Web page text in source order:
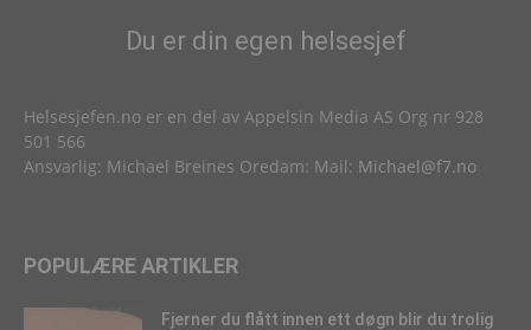
Du er din egen helsesjef
Helsesjefen.no er en del av Appelsin Media AS Org nr 928
501 566
Ansvarlig: Michael Breines Oredam: Mail: Michael@f7.no
POPULÆRE ARTIKLER
Fjerner du flått innen ett døgn blir du trolig